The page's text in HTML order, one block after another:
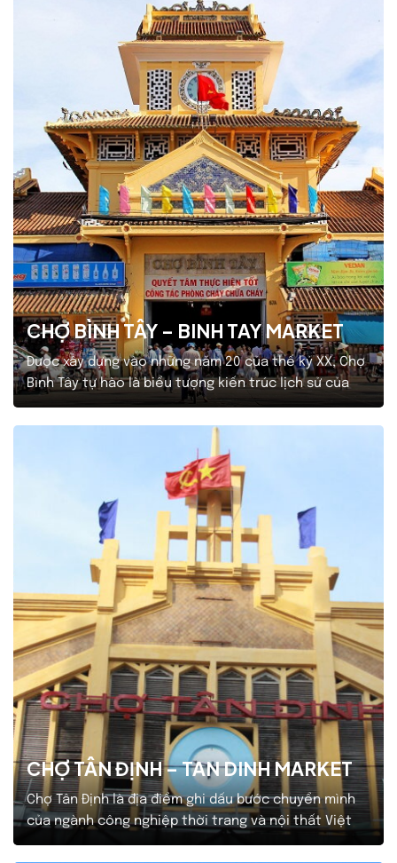
hiện nay có tổng diện tích 13.056m2, chiều dài từ
CHỢ BÌNH TÂY – BINH TAY MARKET
Được xây dựng vào những năm 20 của thế kỷ XX, Chợ
Bình Tây tự hào là biểu tượng kiến trúc lịch sử của
Sài Gòn xưa. Không những vậy, dù đã trải qua thời
gian dài hình thành và phát triển, Chợ Bình Tây ngày
nay vẫn giữ được vị thế của một trong…
CHỢ TÂN ĐỊNH – TAN DINH MARKET
Chợ Tân Định là địa điểm ghi dấu bước chuyển mình
của ngành công nghiệp thời trang và nội thất Việt
Nam từ thập kỷ 1920. Chợ Tân Định có tiền thân là